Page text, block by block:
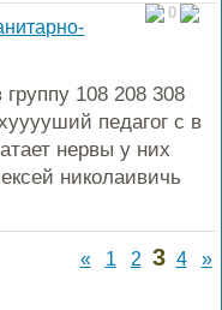
0
108 208 308
педагог с в
нервы у них
николаивичь
« 1 2 3 4 »